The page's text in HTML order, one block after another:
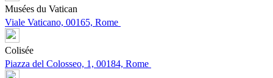
Musées du Vatican
Viale Vaticano, 00165, Rome
Colisée
Piazza del Colosseo, 1, 00184, Rome